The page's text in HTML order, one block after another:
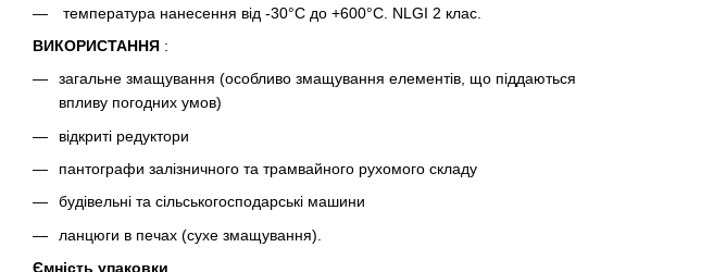
температура нанесення від -30°C до +600°C. NLGI 2 клас.
ВИКОРИСТАННЯ :
загальне змащування (особливо змащування елементів, що піддаються
впливу погодних умов)
відкриті редуктори
пантографи залізничного та трамвайного рухомого складу
будівельні та сільськогосподарські машини
ланцюги в печах (сухе змащування).
Ємність упаковки